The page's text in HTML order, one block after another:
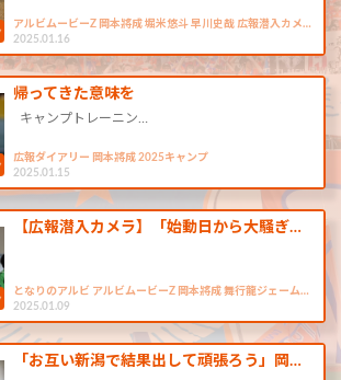
アルビムービーZ 岡本將成 堀米悠斗 早川史哉 広報潜入カメ…
2025.01.16
帰ってきた意味を
キャンプトレーニン…
広報ダイアリー 岡本將成 2025キャンプ
2025.01.15
【広報潜入カメラ】「始動日から大騒ぎ…
となりのアルビ アルビムービーZ 岡本將成 舞行龍ジェーム…
2025.01.09
「お互い新潟で結果出して頑張ろう」岡…